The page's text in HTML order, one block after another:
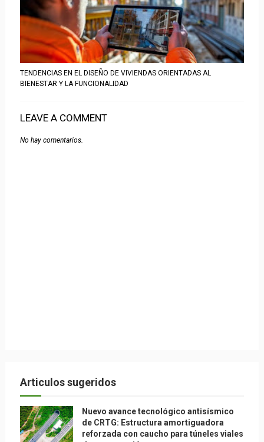
TENDENCIAS EN EL DISEÑO DE VIVIENDAS ORIENTADAS AL
BIENESTAR Y LA FUNCIONALIDAD
LEAVE A COMMENT
No hay comentarios.
Articulos sugeridos
Nuevo avance tecnológico antisísmico
de CRTG: Estructura amortiguadora
reforzada con caucho para túneles viales